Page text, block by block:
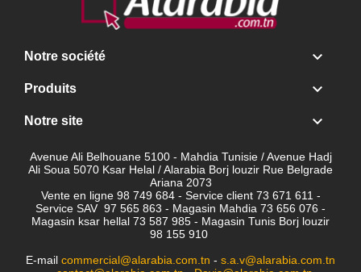
Notre société 
Produits 
Notre site 
Avenue Ali Belhouane 5100 - Mahdia Tunisie / Avenue Hadj
Ali Soua 5070 Ksar Helal / Alarabia Borj louzir Rue Belgrade
Ariana 2073
Vente en ligne 98 749 684 - Service client 73 671 611 -
Service SAV 97 565 863 - Magasin Mahdia 73 656 076 -
Magasin ksar hellal 73 587 985 - Magasin Tunis Borj louzir
98 155 910
E-mail commercial@alarabia.com.tn - s.a.v@alarabia.com.tn